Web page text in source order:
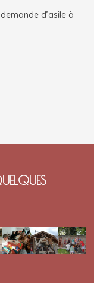
d’asile à